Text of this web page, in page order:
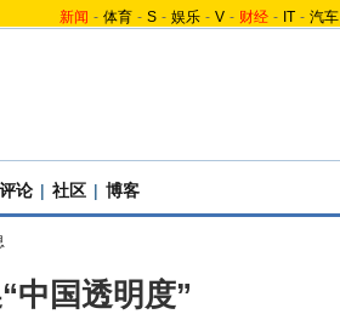
新闻 - 体育 - S - 娱乐 - V - 财经 - IT - 汽车
评论 | 社区 | 博客
中国透明度”